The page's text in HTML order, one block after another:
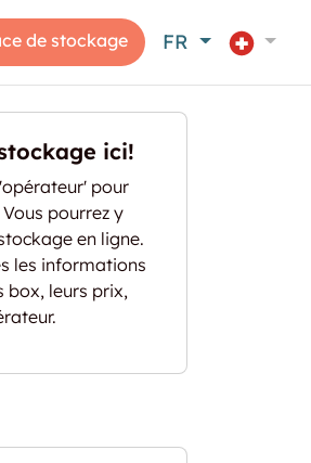
de stockage FR
Storage) in Frasnacht"
ici!
pour
pourrez y
en ligne.
les informations
box, leurs prix,